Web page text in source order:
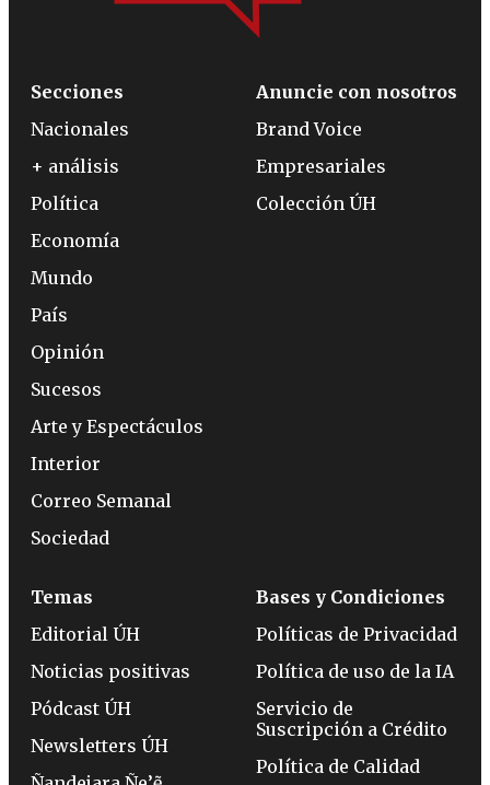
Secciones
Nacionales
+ análisis
Política
Economía
Mundo
País
Opinión
Sucesos
Arte y Espectáculos
Interior
Correo Semanal
Sociedad
Anuncie con nosotros
Brand Voice
Empresariales
Colección ÚH
Temas
Editorial ÚH
Noticias positivas
Pódcast ÚH
Newsletters ÚH
Bases y Condiciones
Políticas de Privacidad
Política de uso de la IA
Servicio de
Suscripción a Crédito
Política de Calidad